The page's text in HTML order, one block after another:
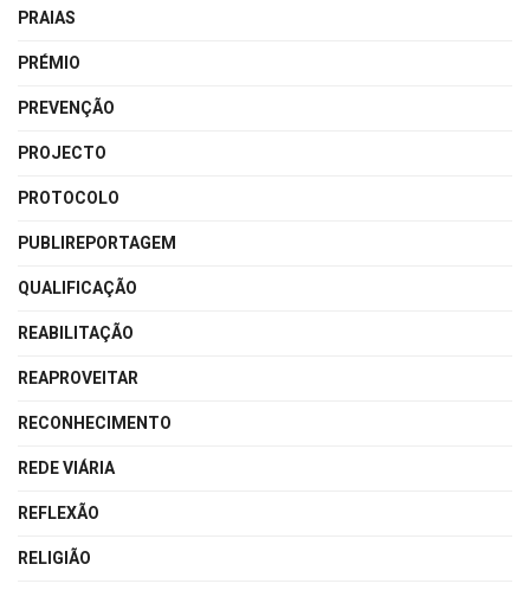
PRAIAS
PRÉMIO
PREVENÇÃO
PROJECTO
PROTOCOLO
PUBLIREPORTAGEM
QUALIFICAÇÃO
REABILITAÇÃO
REAPROVEITAR
RECONHECIMENTO
REDE VIÁRIA
REFLEXÃO
RELIGIÃO